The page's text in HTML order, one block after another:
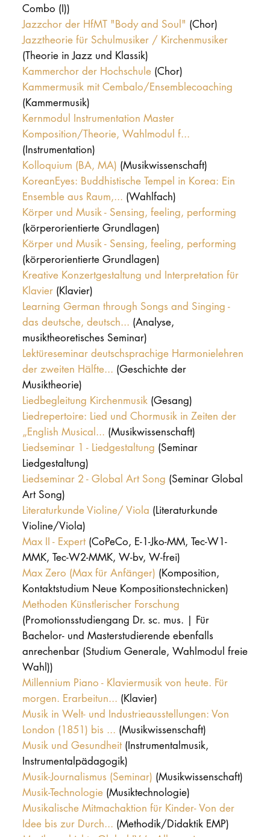
Combo (I))
Jazzchor der HfMT "Body and Soul" (Chor)
Jazztheorie für Schulmusiker / Kirchenmusiker
(Theorie in Jazz und Klassik)
Kammerchor der Hochschule (Chor)
Kammermusik mit Cembalo/Ensemblecoaching
(Kammermusik)
Kernmodul Instrumentation Master
Komposition/Theorie, Wahlmodul f...
(Instrumentation)
Kolloquium (BA, MA) (Musikwissenschaft)
KoreanEyes: Buddhistische Tempel in Korea: Ein
Ensemble aus Raum,... (Wahlfach)
Körper und Musik - Sensing, feeling, performing
(körperorientierte Grundlagen)
Körper und Musik - Sensing, feeling, performing
(körperorientierte Grundlagen)
Kreative Konzertgestaltung und Interpretation für
Klavier (Klavier)
Learning German through Songs and Singing -
das deutsche, deutsch... (Analyse,
musiktheoretisches Seminar)
Lektüreseminar deutschsprachige Harmonielehren
der zweiten Hälfte... (Geschichte der
Musiktheorie)
Liedbegleitung Kirchenmusik (Gesang)
Liedrepertoire: Lied und Chormusik in Zeiten der
„English Musical... (Musikwissenschaft)
Liedseminar 1 - Liedgestaltung (Seminar
Liedgestaltung)
Liedseminar 2 - Global Art Song (Seminar Global
Art Song)
Literaturkunde Violine/ Viola (Literaturkunde
Violine/Viola)
Max II - Expert (CoPeCo, E-1-Jko-MM, Tec-W1-
MMK, Tec-W2-MMK, W-bv, W-frei)
Max Zero (Max für Anfänger) (Komposition,
Kontaktstudium Neue Kompositionstechnicken)
Methoden Künstlerischer Forschung
(Promotionsstudiengang Dr. sc. mus. | Für
Bachelor- und Masterstudierende ebenfalls
anrechenbar (Studium Generale, Wahlmodul freie
Wahl))
Millennium Piano - Klaviermusik von heute. Für
morgen. Erarbeitun... (Klavier)
Musik in Welt- und Industrieausstellungen: Von
London (1851) bis ... (Musikwissenschaft)
Musik und Gesundheit (Instrumentalmusik,
Instrumentalpädagogik)
Musik-Journalismus (Seminar) (Musikwissenschaft)
Musik-Technologie (Musiktechnologie)
Musikalische Mitmachaktion für Kinder- Von der
Idee bis zur Durch... (Methodik/Didaktik EMP)